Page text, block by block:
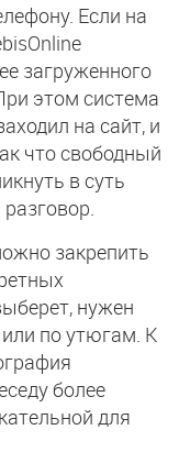
Если на
загруженного
этом система
на сайт, и
что свободный
в суть
закрепить
нужен
по утюгам. К
более
для